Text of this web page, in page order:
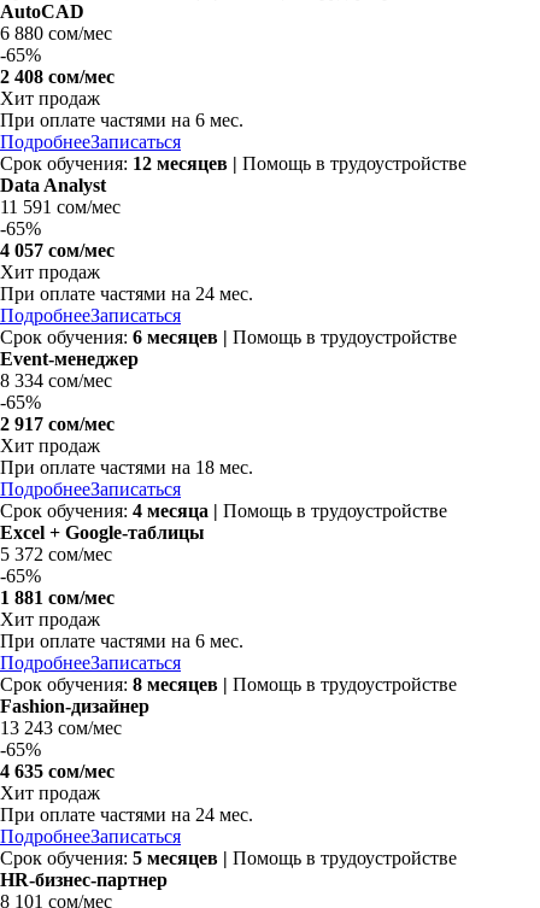
AutoCAD
6 880 сом/мес
-65%
2 408 сом/мес
Хит продаж
При оплате частями на 6 мес.
ПодробнееЗаписаться
Срок обучения: 12 месяцев | Помощь в трудоустройстве
Data Analyst
11 591 сом/мес
-65%
4 057 сом/мес
Хит продаж
При оплате частями на 24 мес.
ПодробнееЗаписаться
Срок обучения: 6 месяцев | Помощь в трудоустройстве
Event-менеджер
8 334 сом/мес
-65%
2 917 сом/мес
Хит продаж
При оплате частями на 18 мес.
ПодробнееЗаписаться
Срок обучения: 4 месяца | Помощь в трудоустройстве
Excel + Google-таблицы
5 372 сом/мес
-65%
1 881 сом/мес
Хит продаж
При оплате частями на 6 мес.
ПодробнееЗаписаться
Срок обучения: 8 месяцев | Помощь в трудоустройстве
Fashion-дизайнер
13 243 сом/мес
-65%
4 635 сом/мес
Хит продаж
При оплате частями на 24 мес.
ПодробнееЗаписаться
Срок обучения: 5 месяцев | Помощь в трудоустройстве
HR-бизнес-партнер
8 101 сом/мес